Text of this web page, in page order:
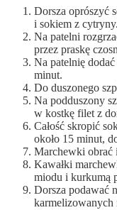
Dorsza oprószyć
i sokiem z cytryny.
Na patelni
przez praskę
Na patelnię
minut.
Do duszonego
Na podduszony
w kostkę filet z
Całość skropić
około 15 minut,
Marchewki obrać
Kawałki
miodu i kurkumą
Dorsza podawać
karmelizowanych